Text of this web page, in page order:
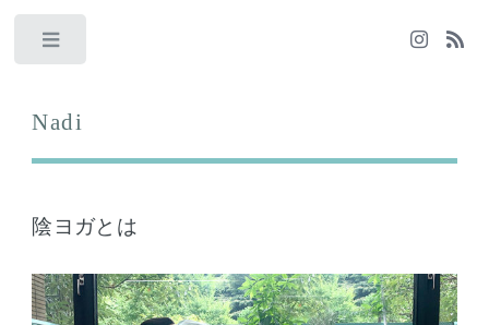
Nadi
陰ヨガとは